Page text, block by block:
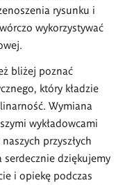
rysunku i
wykorzystywać
bliżej poznać
który kładzie
Wymiana
wykładowcami
przyszłych
serdecznie dziękujemy
i opiekę podczas